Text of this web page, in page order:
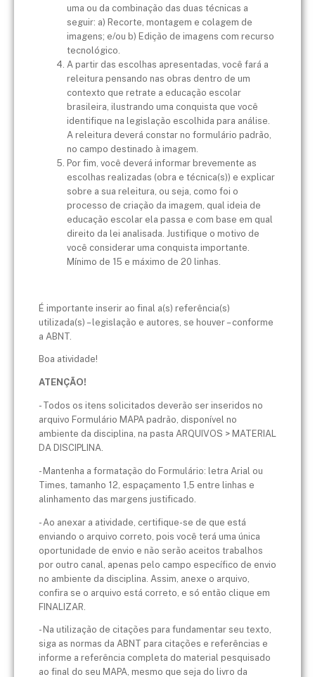
uma ou da combinação das duas técnicas a
seguir: a) Recorte, montagem e colagem de
imagens; e/ou b) Edição de imagens com recurso
tecnológico.
A partir das escolhas apresentadas, você fará a
releitura pensando nas obras dentro de um
contexto que retrate a educação escolar
brasileira, ilustrando uma conquista que você
identifique na legislação escolhida para análise.
A releitura deverá constar no formulário padrão,
no campo destinado à imagem.
Por fim, você deverá informar brevemente as
escolhas realizadas (obra e técnica(s)) e explicar
sobre a sua releitura, ou seja, como foi o
processo de criação da imagem, qual ideia de
educação escolar ela passa e com base em qual
direito da lei analisada. Justifique o motivo de
você considerar uma conquista importante.
Mínimo de 15 e máximo de 20 linhas.
É importante inserir ao final a(s) referência(s)
utilizada(s) – legislação e autores, se houver – conforme
a ABNT.
Boa atividade!
ATENÇÃO!
- Todos os itens solicitados deverão ser inseridos no
arquivo Formulário MAPA padrão, disponível no
ambiente da disciplina, na pasta ARQUIVOS > MATERIAL
DA DISCIPLINA.
- Mantenha a formatação do Formulário: letra Arial ou
Times, tamanho 12, espaçamento 1,5 entre linhas e
alinhamento das margens justificado.
​- Ao anexar a atividade, certifique-se de que está
enviando o arquivo correto, pois você terá uma única
oportunidade de envio e não serão aceitos trabalhos
por outro canal, apenas pelo campo específico de envio
no ambiente da disciplina. Assim, anexe o arquivo,
confira se o arquivo está correto, e só então clique em
FINALIZAR.
- Na utilização de citações para fundamentar seu texto,
siga as normas da ABNT para citações e referências e
informe a referência completa do material pesquisado
ao final do seu MAPA, mesmo que seja do livro da